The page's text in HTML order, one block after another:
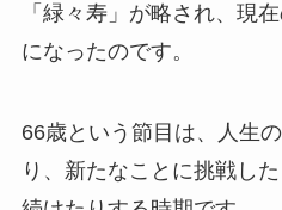
お線香・ローソク
ソープフラワー付
「緑々寿」が略され、現
になったのです。
66歳という節目は、人生
り、新たなことに挑戦し